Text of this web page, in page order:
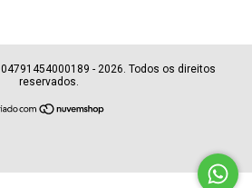
- 2026. Todos os direitos
reservados.